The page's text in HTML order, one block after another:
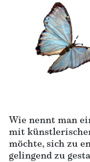
Wie nennt man
mit
möchte, sich zu
gelingend zu